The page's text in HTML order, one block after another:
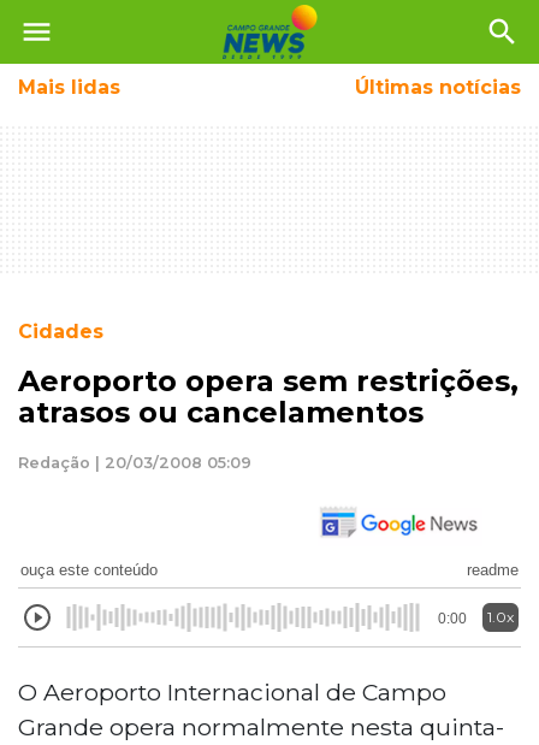
menu search
Mais lidas Últimas notícias
Cidades
Aeroporto opera sem restrições,
atrasos ou cancelamentos
Redação | 20/03/2008 05:09
ouça este conteúdo readme
0:00 1.0x
O Aeroporto Internacional de Campo
Grande opera normalmente nesta quinta-